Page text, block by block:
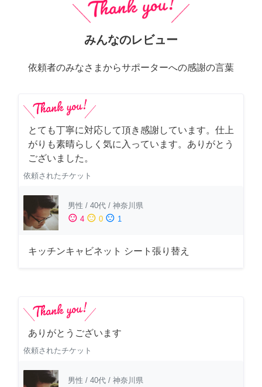
みんなのレビュー
依頼者のみなさまからサポーターへの感謝の言葉
とても丁寧に対応して頂き感謝しています。仕上
がりも素晴らしく気に入っています。ありがとう
ございました。
依頼されたチケット
男性 / 40代 / 神奈川県
sentiment_satisfied 4 sentiment_neutral 0 sentiment_dissatisfied 1
キッチンキャビネット シート張り替え
ありがとうございます
依頼されたチケット
男性 / 40代 / 神奈川県